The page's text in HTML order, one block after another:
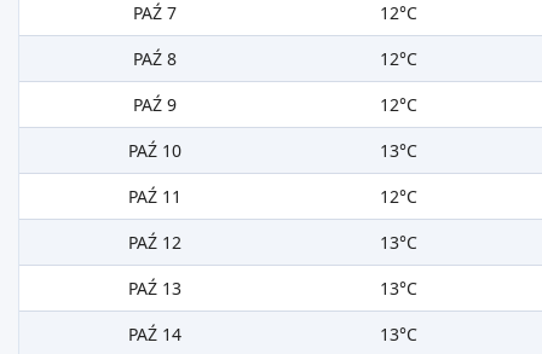
PAŹ 7
12°C
PAŹ 8
12°C
PAŹ 9
12°C
PAŹ 10
13°C
PAŹ 11
12°C
PAŹ 12
13°C
PAŹ 13
13°C
PAŹ 14
13°C